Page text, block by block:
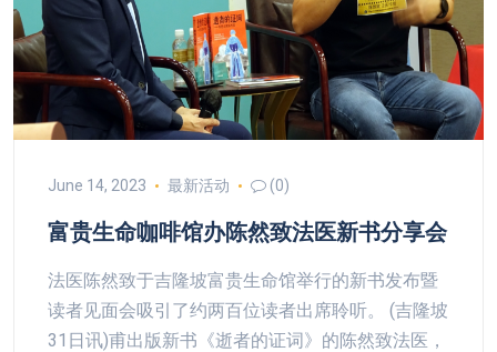
June 14, 2023 最新活动 (0)
富贵生命咖啡馆办陈然致法医新书分享会
法医陈然致于吉隆坡富贵生命馆举行的新书发布暨
读者见面会吸引了约两百位读者出席聆听。 (吉隆坡
31日讯)甫出版新书《逝者的证词》的陈然致法医，